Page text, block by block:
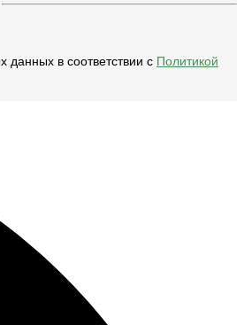
в соответствии с Политикой